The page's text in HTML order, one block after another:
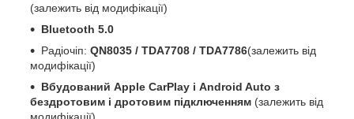
(залежить від модифікації)
Bluetooth 5.0
Радіочіп: QN8035 / TDA7708 / TDA7786(залежить від
модифікації)
Вбудований Apple CarPlay і Android Auto з
бездротовим і дротовим підключенням (залежить від